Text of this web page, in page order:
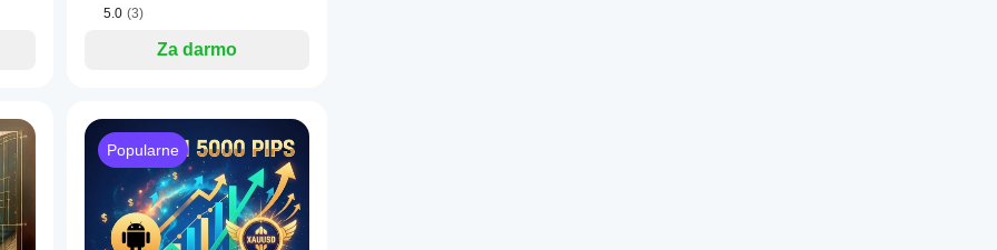
5.0 (3)
Za darmo
Popularne